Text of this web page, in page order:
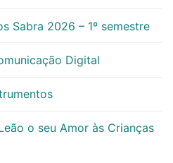
Sabra 2026 – 1º semestre
Digital
o seu Amor às Crianças